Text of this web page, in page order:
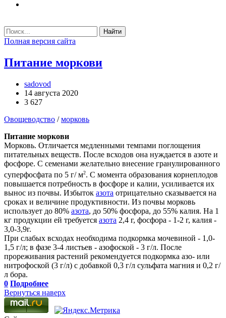
Найти
Полная версия сайта
Питание моркови
sadovod
14 августа 2020
3 627
Овощеводство /морковь
Питание моркови
Морковь. Отличается медленными темпами поглощения
питательных веществ. После всходов она нуждается в азоте и
фосфоре. С семенами желательно внесение гранулированного
суперфосфата по 5 г/ м2. С момента образования корнеплодов
повышается потребность в фосфоре и калии, усиливается их
вынос из почвы. Избыток азота отрицательно сказывается на
сроках и величине продуктивности. Из почвы морковь
использует до 80% азота, до 50% фосфора, до 55% калия. На 1
кг продукции ей требуется азота 2,4 г, фосфора - 1-2 г, калия -
3,0-3,9г.
При слабых всходах необходима подкормка мочевиной - 1,0-
1,5 г/л; в фазе 3-4 листьев - азофоской - 3 г/л. После
прореживания растений рекомендуется подкормка азо- или
нитрофоской (3 г/л) с добавкой 0,3 г/л сульфата магния и 0,2 г/
л бора.
0 Подробнее
Вернуться наверх